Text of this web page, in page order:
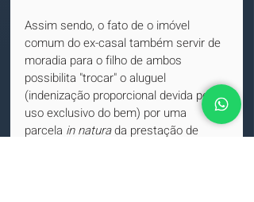
Assim sendo, o fato de o imóvel
comum do ex-casal também servir de
moradia para o filho de ambos
possibilita "trocar" o aluguel
(indenização proporcional devida pelo
uso exclusivo do bem) por uma
parcela in natura da prestação de